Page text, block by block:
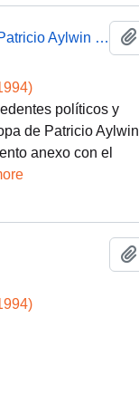
[Antecedentes de Italia y Programa de la visita de Patricio Aylwin a Italia]
políticos y
de Patricio Aylwin
anexo con el